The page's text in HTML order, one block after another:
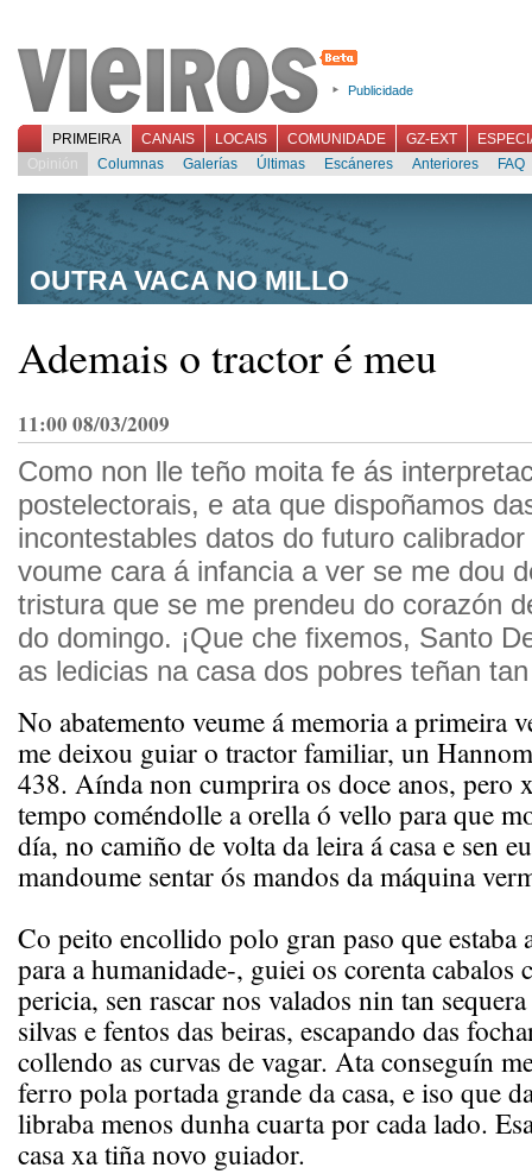
Publicidade
PRIMEIRA CANAIS LOCAIS COMUNIDADE GZ-EXT
Opinión
Columnas Galerías Últimas Escáneres Anteriores FAQ
OUTRA VACA NO MILLO
Ademais o tractor é meu
11:00 08/03/2009
Como non lle teño moita fe ás
postelectorais, e ata que dispoñamos
incontestables datos do futuro
voume cara á infancia a ver se me dou
tristura que se me prendeu do corazón
do domingo. ¡Que che fixemos, Santo
as ledicias na casa dos pobres teñan
No abatemento veume á memoria a primeira
me deixou guiar o tractor familiar, un
438. Aínda non cumprira os doce anos, pero
tempo coméndolle a orella ó vello para que
día, no camiño de volta da leira á casa e sen
mandoume sentar ós mandos da máquina
Co peito encollido polo gran paso que estaba
para a humanidade-, guiei os corenta cabalos
pericia, sen rascar nos valados nin tan
silvas e fentos das beiras, escapando das
collendo as curvas de vagar. Ata conseguín
ferro pola portada grande da casa, e iso que
libraba menos dunha cuarta por cada lado.
casa xa tiña novo guiador.